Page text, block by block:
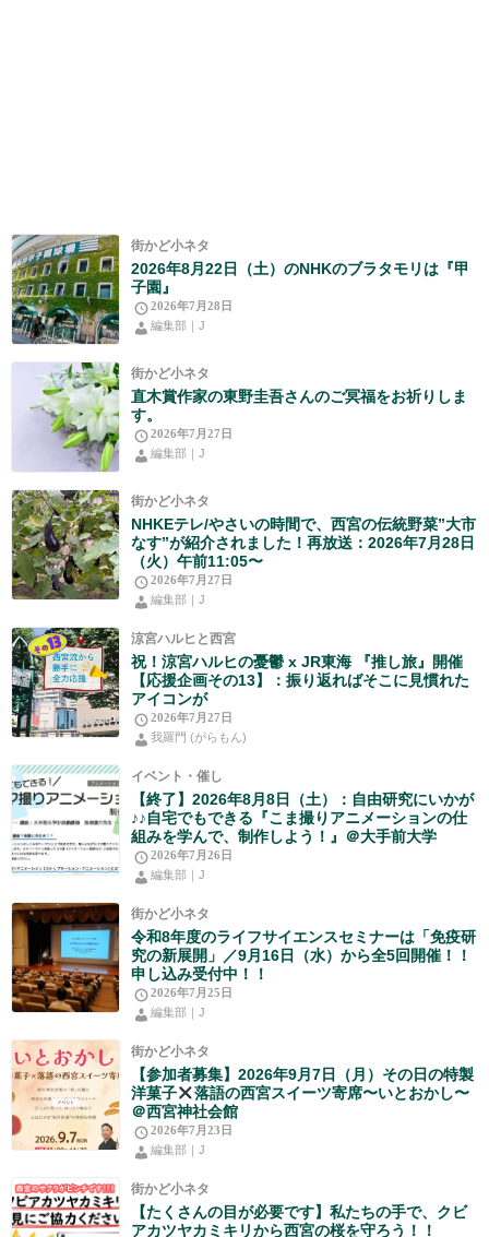
街かど小ネタ
2026年8月22日（土）のNHKのブラタモリは『甲
子園』
2026年7月28日
編集部｜J
街かど小ネタ
直木賞作家の東野圭吾さんのご冥福をお祈りしま
す。
2026年7月27日
編集部｜J
街かど小ネタ
NHKEテレ/やさいの時間で、西宮の伝統野菜”大市
なす”が紹介されました！再放送：2026年7月28日
（火）午前11:05〜
2026年7月27日
編集部｜J
涼宮ハルヒと西宮
祝！涼宮ハルヒの憂鬱 x JR東海 『推し旅』開催
【応援企画その13】：振り返ればそこに見慣れた
アイコンが
2026年7月27日
我羅門 (がらもん)
イベント・催し
【終了】2026年8月8日（土）：自由研究にいかが
♪♪自宅でもできる『こま撮りアニメーションの仕
組みを学んで、制作しよう！』＠大手前大学
2026年7月26日
編集部｜J
街かど小ネタ
令和8年度のライフサイエンスセミナーは「免疫研
究の新展開」／9月16日（水）から全5回開催！！
申し込み受付中！！
2026年7月25日
編集部｜J
街かど小ネタ
【参加者募集】2026年9月7日（月）その日の特製
洋菓子
落語の西宮スイーツ寄席〜いとおかし〜
＠西宮神社会館
2026年7月23日
編集部｜J
街かど小ネタ
【たくさんの目が必要です】私たちの手で、クビ
アカツヤカミキリから西宮の桜を守ろう！！